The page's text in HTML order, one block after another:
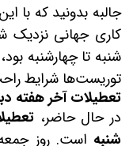
جالبه بدونید که با
کاری جهانی نزدیک
شنبه تا چهارشنبه
توریست‌ها شرایط
تعطیلات آخر هفته
در حال حاضر،
شنبه است. روز